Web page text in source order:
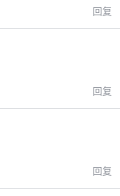
回复
回复
回复